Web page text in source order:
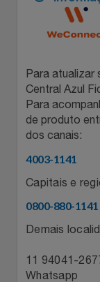
Para atualizar
Central Azul
Para
de produto
dos canais:
4003-1141
Capitais e
0800-880-1141
Demais
11 94041-
Whatsapp